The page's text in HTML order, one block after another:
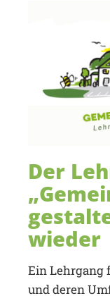
Der
wieder
Ein Lehrgang
und deren